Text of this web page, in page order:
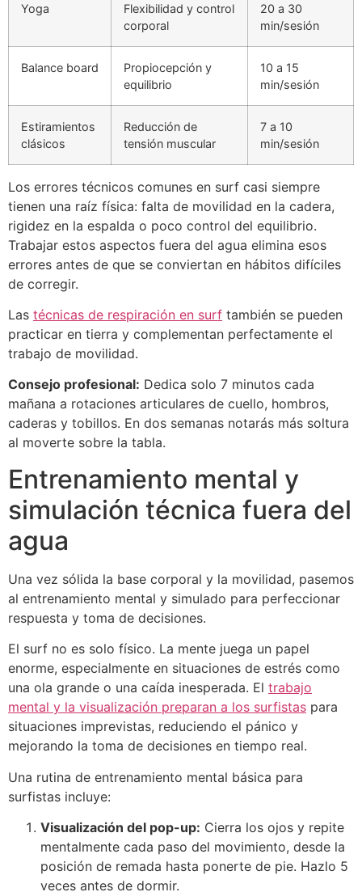
Yoga
Flexibilidad y control
corporal
20 a 30
min/sesión
Balance board
Propiocepción y
equilibrio
10 a 15
min/sesión
Estiramientos
clásicos
Reducción de
tensión muscular
7 a 10
min/sesión
Los errores técnicos comunes en surf casi siempre
tienen una raíz física: falta de movilidad en la cadera,
rigidez en la espalda o poco control del equilibrio.
Trabajar estos aspectos fuera del agua elimina esos
errores antes de que se conviertan en hábitos difíciles
de corregir.
Las técnicas de respiración en surf también se pueden
practicar en tierra y complementan perfectamente el
trabajo de movilidad.
Consejo profesional: Dedica solo 7 minutos cada
mañana a rotaciones articulares de cuello, hombros,
caderas y tobillos. En dos semanas notarás más soltura
al moverte sobre la tabla.
Entrenamiento mental y
simulación técnica fuera del
agua
Una vez sólida la base corporal y la movilidad, pasemos
al entrenamiento mental y simulado para perfeccionar
respuesta y toma de decisiones.
El surf no es solo físico. La mente juega un papel
enorme, especialmente en situaciones de estrés como
una ola grande o una caída inesperada. El trabajo
mental y la visualización preparan a los surfistas para
situaciones imprevistas, reduciendo el pánico y
mejorando la toma de decisiones en tiempo real.
Una rutina de entrenamiento mental básica para
surfistas incluye:
Visualización del pop-up: Cierra los ojos y repite
mentalmente cada paso del movimiento, desde la
posición de remada hasta ponerte de pie. Hazlo 5
veces antes de dormir.